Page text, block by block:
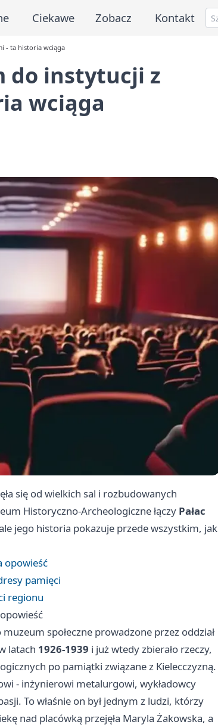
Ciekawe Zobacz Kontakt
- ta historia wciąga
do instytucji z
wciąga
się od wielkich sal i rozbudowanych
Historyczno-Archeologiczne łączy Pałac
jego historia pokazuje przede wszystkim, jak
opowieść
pamięci
regionu
społeczne prowadzone przez oddział
latach 1926-1939 i już wtedy zbierało rzeczy,
po pamiątki związane z Kielecczyzną.
- inżynierowi metalurgowi, wykładowcy
To właśnie on był jednym z ludzi, którzy
nad placówką przejęła Maryla Żakowska, a